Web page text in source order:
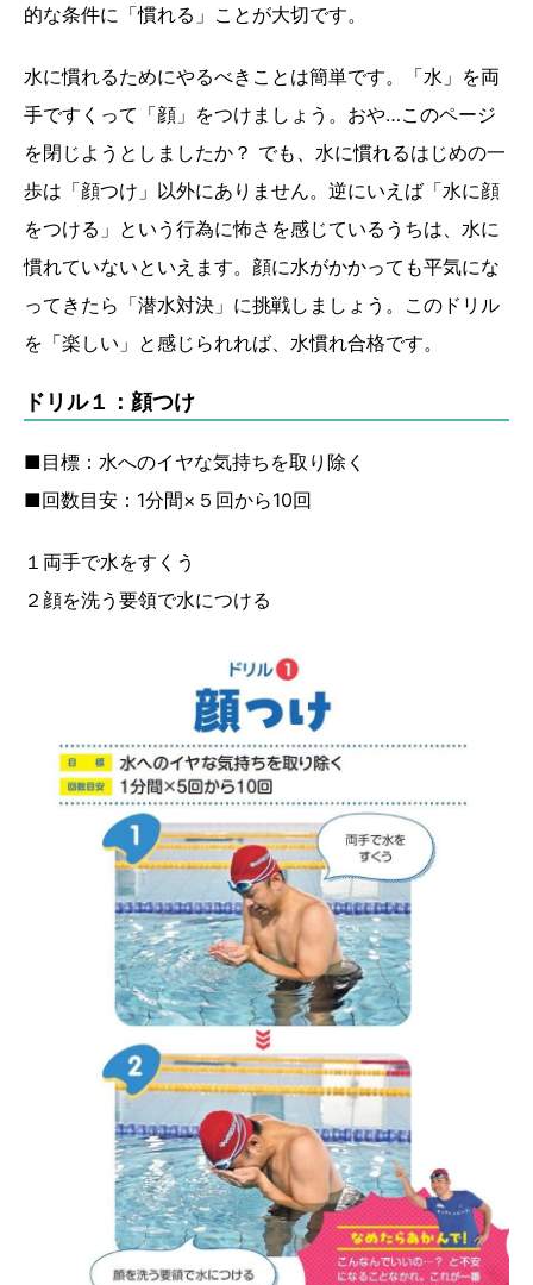
的な条件に「慣れる」ことが大切です。
水に慣れるためにやるべきことは簡単です。「水」を両
手ですくって「顔」をつけましょう。おや…このページ
を閉じようとしましたか？ でも、水に慣れるはじめの一
歩は「顔つけ」以外にありません。逆にいえば「水に顔
をつける」という行為に怖さを感じているうちは、水に
慣れていないといえます。顔に水がかかっても平気にな
ってきたら「潜水対決」に挑戦しましょう。このドリル
を「楽しい」と感じられれば、水慣れ合格です。
ドリル１：顔つけ
■目標：水へのイヤな気持ちを取り除く
■回数目安：1分間×５回から10回
１両手で水をすくう
２顔を洗う要領で水につける